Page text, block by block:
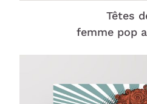
Têtes
femme pop